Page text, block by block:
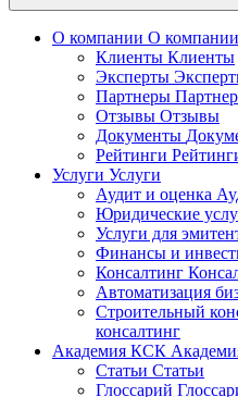
О компании О компании
Клиенты Клиенты
Эксперты
Партнеры
Отзывы Отзывы
Документы
Рейтинги
Услуги Услуги
Аудит и оценка
Юридические
Услуги для
Финансы и
Консалтинг
Автоматизация
Строительный
консалтинг
Академия КСК
Статьи Статьи
Глоссарий